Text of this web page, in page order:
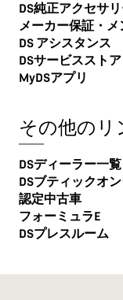
DS純正アクセサ
メーカー保証・メ
DS アシスタンス
DSサービスストア
MyDSアプリ
その他のリ
DSディーラー一覧
DSブティックオ
認定中古車
フォーミュラE
DSプレスルーム